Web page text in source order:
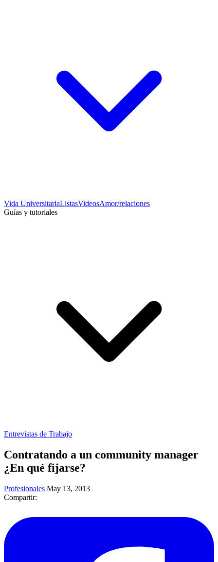
Vida UniversitariaListasVideosAmor/relaciones
Guías y tutoriales
Entrevistas de Trabajo
Contratando a un community manager
¿En qué fijarse?
Profesionales May 13, 2013
Compartir: